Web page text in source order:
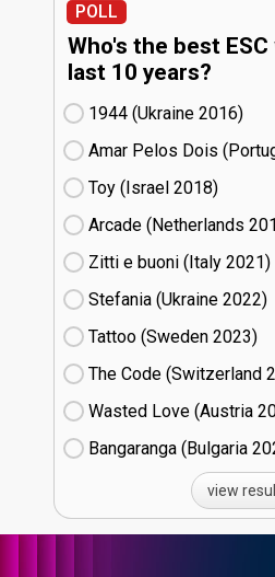
POLL
Who's the best
last 10 years?
1944 (Ukraine
16)
Amar Pelos Dois
Toy (Israel
18)
Arcade (Netherlands
Zitti e buoni​ (Italy
21)
Stefania (Ukraine
22)
Tattoo (Sweden
23)
The Code (Switzerland
Wasted Love (Austria
Bangaranga (Bulgaria
view